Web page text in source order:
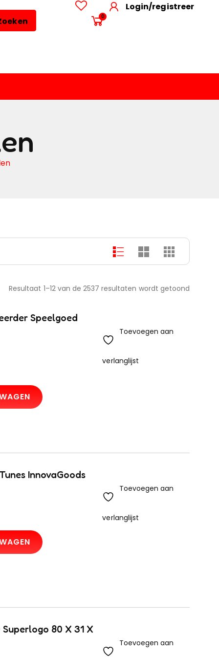
0
Login/registreer
Resultaat 1–12 van de 2537 resultaten wordt getoond
Speelgoed
Toevoegen aan
verlanglijst
InnovaGoods
Toevoegen aan
verlanglijst
80 X 31 X
Toevoegen aan